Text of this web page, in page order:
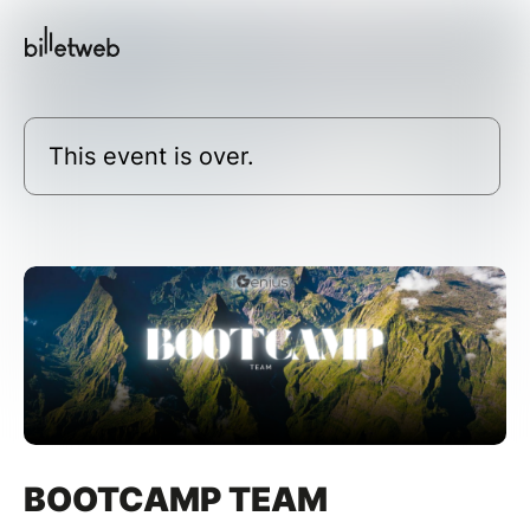
This event is over.
BOOTCAMP TEAM